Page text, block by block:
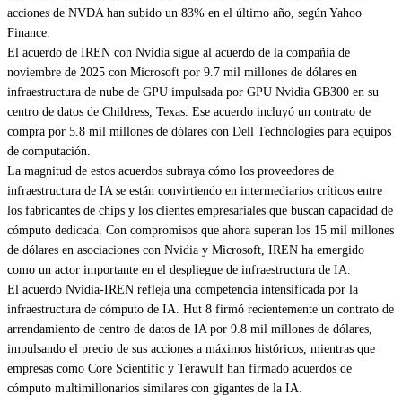
acciones de NVDA han subido un 83% en el último año, según Yahoo
Finance.
El acuerdo de IREN con Nvidia sigue al acuerdo de la compañía de
noviembre de 2025 con Microsoft por 9.7 mil millones de dólares en
infraestructura de nube de GPU impulsada por GPU Nvidia GB300 en su
centro de datos de Childress, Texas. Ese acuerdo incluyó un contrato de
compra por 5.8 mil millones de dólares con Dell Technologies para equipos
de computación.
La magnitud de estos acuerdos subraya cómo los proveedores de
infraestructura de IA se están convirtiendo en intermediarios críticos entre
los fabricantes de chips y los clientes empresariales que buscan capacidad de
cómputo dedicada. Con compromisos que ahora superan los 15 mil millones
de dólares en asociaciones con Nvidia y Microsoft, IREN ha emergido
como un actor importante en el despliegue de infraestructura de IA.
El acuerdo Nvidia-IREN refleja una competencia intensificada por la
infraestructura de cómputo de IA. Hut 8 firmó recientemente un contrato de
arrendamiento de centro de datos de IA por 9.8 mil millones de dólares,
impulsando el precio de sus acciones a máximos históricos, mientras que
empresas como Core Scientific y Terawulf han firmado acuerdos de
cómputo multimillonarios similares con gigantes de la IA.